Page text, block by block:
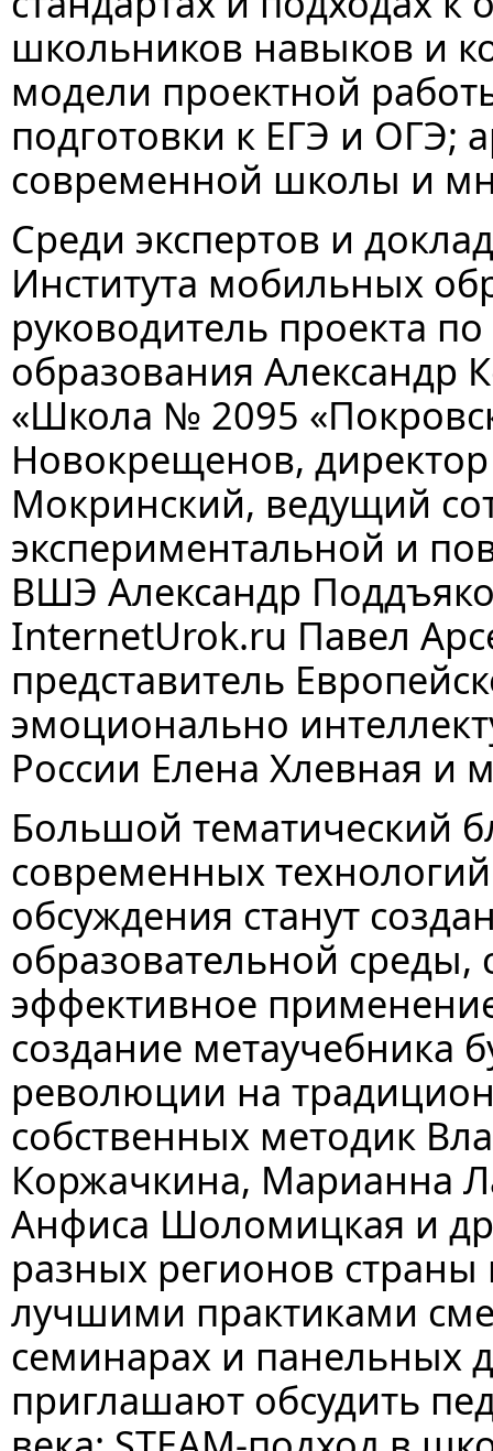
школьников навыков и
модели проектной
подготовки к ЕГЭ и ОГЭ;
современной школы и
Среди экспертов и
Института мобильных
руководитель проекта
образования Александр
«Школа № 2095
Новокрещенов,
Мокринский, ведущий
экспериментальной и
ВШЭ Александр
InternetUrok.ru Павел
представитель
эмоционально
России Елена Хлевная и
Большой тематический
современных
обсуждения станут
образовательной
эффективное
создание метаучебника
революции на
собственных методик
Коржачкина, Марианна
Анфиса Шоломицкая и
разных регионов страны
лучшими практиками
семинарах и панельных
приглашают обсудить